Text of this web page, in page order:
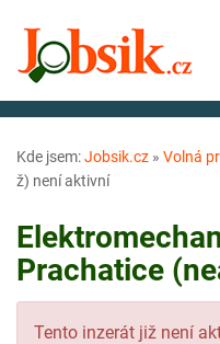
Kde jsem:Jobsik.cz » Volná
ž) není aktivní
Prachatice
Tento inzerát již není